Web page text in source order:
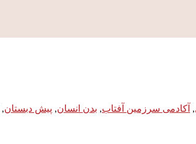
, آکادمی سرزمین آفتاب, بدن انسان, پیش دبستان,